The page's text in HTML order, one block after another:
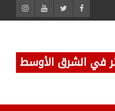
في الشرق الأوسط